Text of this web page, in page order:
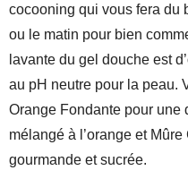
cocooning qui vous fera du
ou le matin pour bien
lavante du gel douche est
au pH neutre pour la peau.
Orange Fondante pour une
mélangé à l’orange et
gourmande et sucrée.